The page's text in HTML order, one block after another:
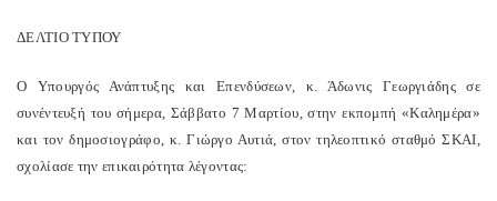
ΔΕΛΤΙΟ ΤΥΠΟΥ
O Υπουργός Ανάπτυξης και Επενδύσεων, κ. Άδωνις Γεωργιάδης σε
συνέντευξή του σήμερα, Σάββατο 7 Μαρτίου, στην εκπομπή «Καλημέρα»
και τον δημοσιογράφο, κ. Γιώργο Αυτιά, στον τηλεοπτικό σταθμό ΣΚΑΙ,
σχολίασε την επικαιρότητα λέγοντας: